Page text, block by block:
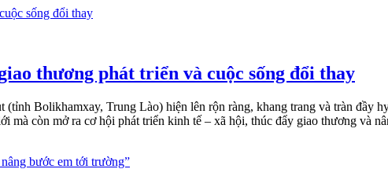
thương phát triển và cuộc sống đổi thay
Bolikhamxay, Trung Lào) hiện lên rộn ràng, khang trang và tràn đầy
còn mở ra cơ hội phát triển kinh tế – xã hội, thúc đẩy giao thương và